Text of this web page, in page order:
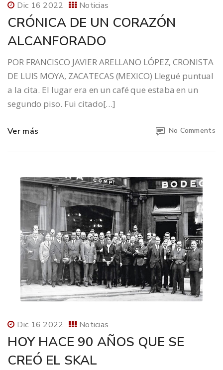
Dic 16 2022 Noticias
CRÓNICA DE UN CORAZÓN
ALCANFORADO
POR FRANCISCO JAVIER ARELLANO LÓPEZ, CRONISTA
DE LUIS MOYA, ZACATECAS (MEXICO) Llegué puntual
a la cita. El lugar era en un café que estaba en un
segundo piso. Fui citado[…]
Ver más No Comments
Dic 16 2022 Noticias
HOY HACE 90 AÑOS QUE SE
CREÓ EL SKAL